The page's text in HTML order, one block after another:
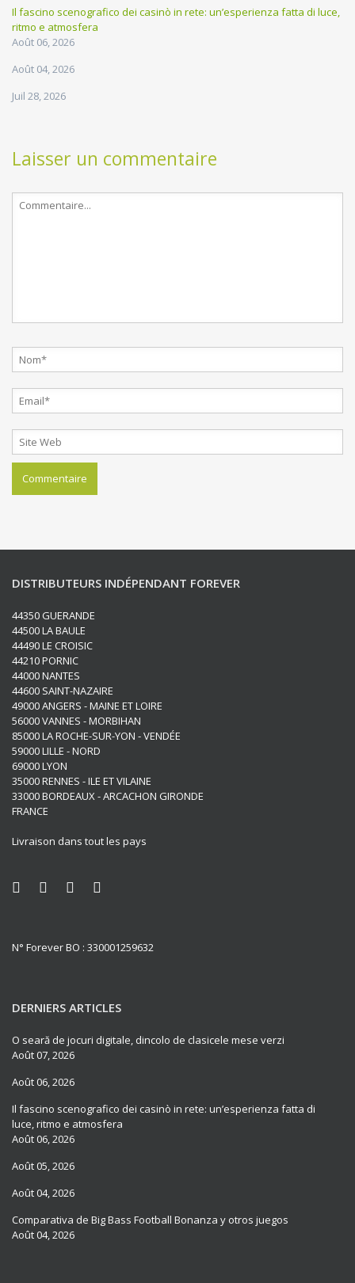
Il fascino scenografico dei casinò in rete: un’esperienza fatta di luce,
ritmo e atmosfera
Août 06, 2026
Août 04, 2026
Juil 28, 2026
Laisser un commentaire
DISTRIBUTEURS INDÉPENDANT FOREVER
44350 GUERANDE
44500 LA BAULE
44490 LE CROISIC
44210 PORNIC
44000 NANTES
44600 SAINT-NAZAIRE
49000 ANGERS - MAINE ET LOIRE
56000 VANNES - MORBIHAN
85000 LA ROCHE-SUR-YON - VENDÉE
59000 LILLE - NORD
69000 LYON
35000 RENNES - ILE ET VILAINE
33000 BORDEAUX - ARCACHON GIRONDE
FRANCE
Livraison dans tout les pays
N° Forever BO : 330001259632
DERNIERS ARTICLES
O seară de jocuri digitale, dincolo de clasicele mese verzi
Août 07, 2026
Août 06, 2026
Il fascino scenografico dei casinò in rete: un’esperienza fatta di
luce, ritmo e atmosfera
Août 06, 2026
Août 05, 2026
Août 04, 2026
Comparativa de Big Bass Football Bonanza y otros juegos
Août 04, 2026